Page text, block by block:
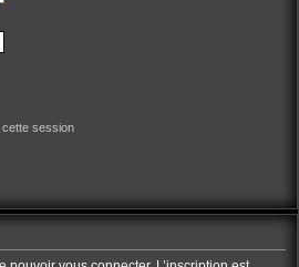
session